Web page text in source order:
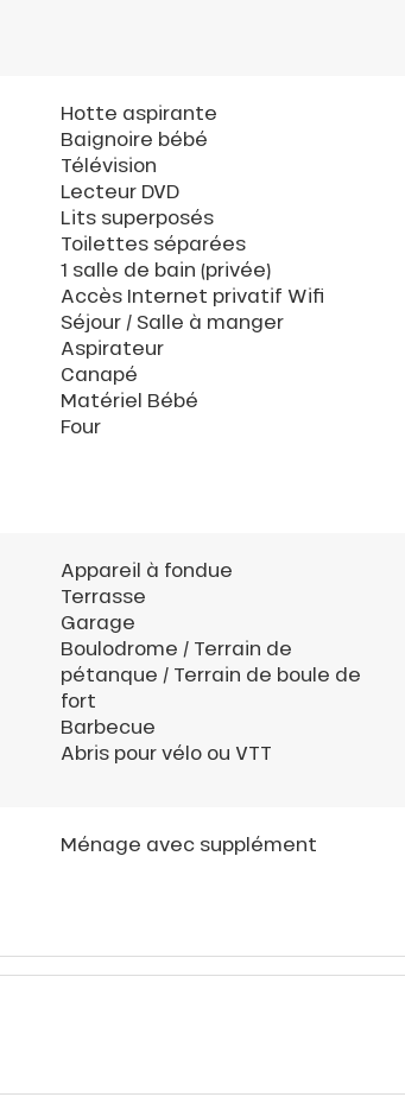
Hotte aspirante
Baignoire bébé
Télévision
Lecteur DVD
Lits superposés
Toilettes séparées
1 salle de bain (privée)
Accès Internet privatif Wifi
Séjour / Salle à manger
Aspirateur
Canapé
Matériel Bébé
Four
Appareil à fondue
Terrasse
Garage
Boulodrome / Terrain de
pétanque / Terrain de boule de
fort
Barbecue
Abris pour vélo ou VTT
Ménage avec supplément